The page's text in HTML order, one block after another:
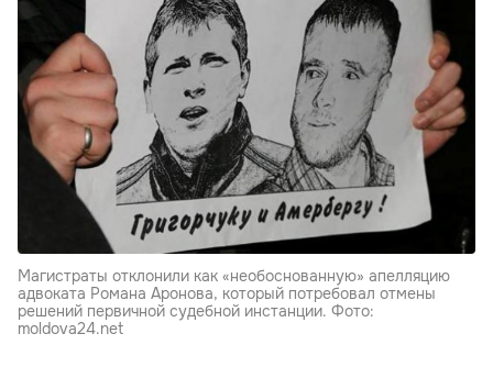
Магистраты отклонили как «необоснованную» апелляцию
адвоката Романа Аронова, который потребовал отмены
решений первичной судебной инстанции. Фото:
moldova24.net